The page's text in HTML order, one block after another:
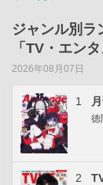
ジャンル別ラ
「TV・エンタ
2026年08月07日
1
徳
2